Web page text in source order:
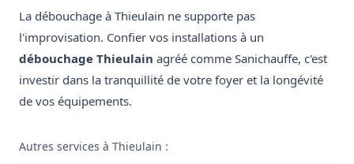
La débouchage à Thieulain ne supporte pas
l'improvisation. Confier vos installations à un
débouchage Thieulain agréé comme Sanichauffe, c'est
investir dans la tranquillité de votre foyer et la longévité
de vos équipements.
Autres services à Thieulain :